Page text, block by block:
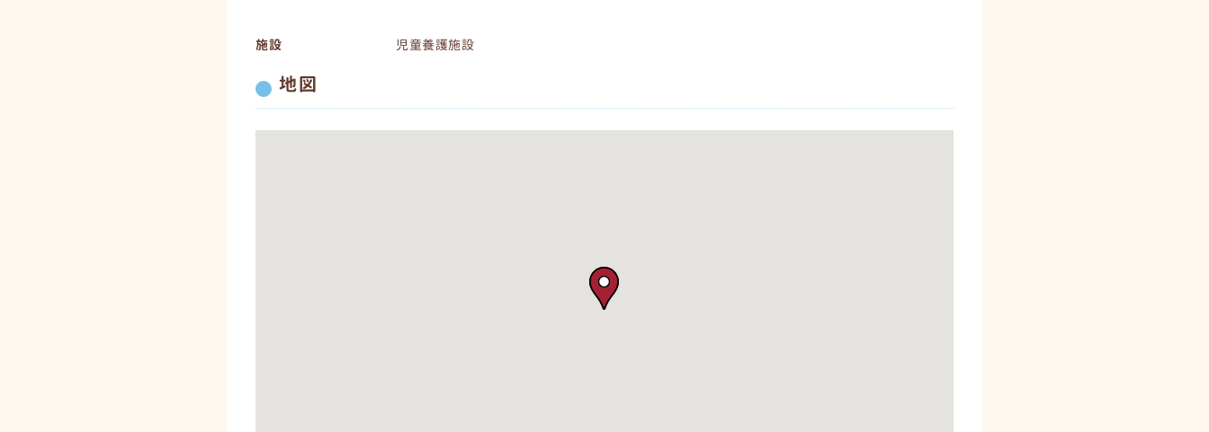
施設 児童養護施設
地図